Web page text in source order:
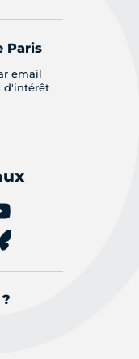
Paris
email
d'intérêt